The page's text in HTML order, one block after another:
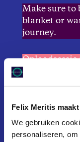
Felix Meritis
We gebruiken
personaliseren,
Make sure to
blanket or
journey.
this relaxing
edition
records.